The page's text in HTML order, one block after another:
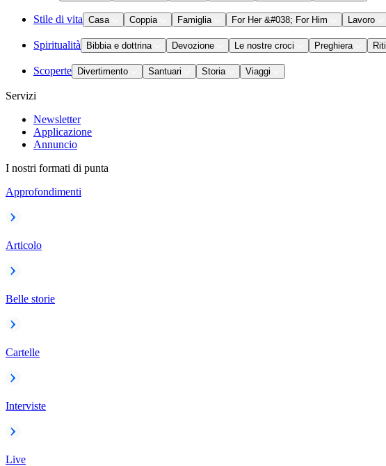
Stile di vita Casa Coppia Famiglia For Her &#038; For Him Lavoro
Spiritualità Bibbia e dottrina Devozione Le nostre croci Preghiera Riti
Scoperte Divertimento Santuari Storia Viaggi
Servizi
Newsletter
Applicazione
Annuncio
I nostri formati di punta
Approfondimenti
Articolo
Belle storie
Cartelle
Interviste
Live